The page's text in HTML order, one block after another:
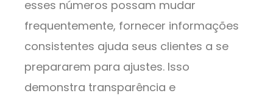
esses números possam mudar
frequentemente, fornecer informações
consistentes ajuda seus clientes a se
prepararem para ajustes. Isso
demonstra transparência e